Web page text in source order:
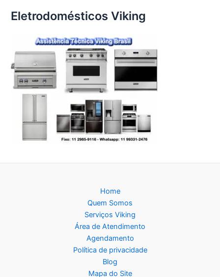
Eletrodomésticos Viking
Home
Quem Somos
Serviços Viking
Área de Atendimento
Agendamento
Política de privacidade
Blog
Mapa do Site